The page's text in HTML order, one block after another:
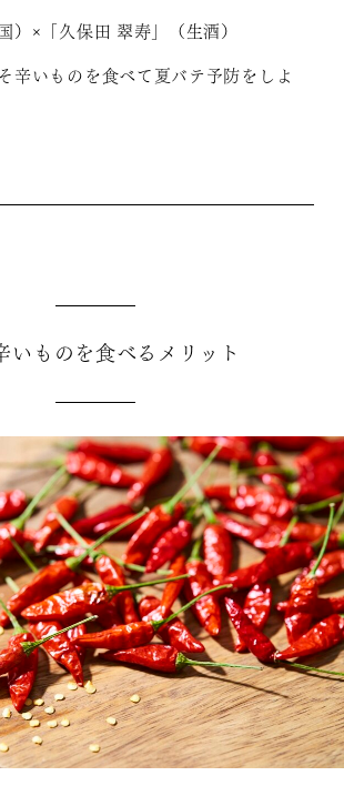
）×「久保田 翠寿」（生酒）
辛いものを食べて夏バテ予防をしよ
いものを食べるメリット